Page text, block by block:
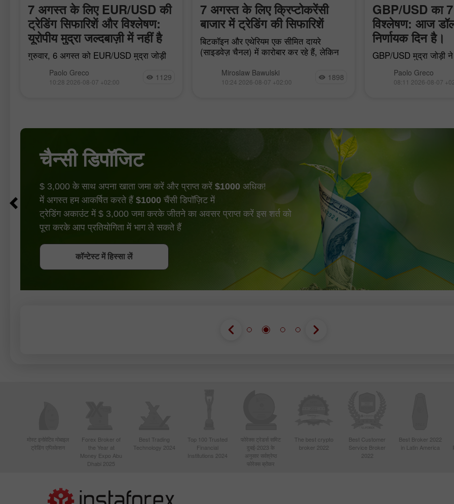
7 अगस्त के लिए EUR/USD की
ट्रेडिंग सिफारिशें और विश्लेषण:
यूरोपीय मुद्रा जल्दबाज़ी में नहीं है
गुरुवार, 6 अगस्त को EUR/USD मुद्रा जोड़ी
रही और पीछे हट गई। 1.1536–1.1542 क्षेत्र
और क्रिटिकल लाइन के नीचे समेकन
Paolo Greco
10:28 2026-08-07 +02:00 1129
7 अगस्त के लिए क्रिप्टोकरेंसी
बाजार में ट्रेडिंग की सिफारिशें
बिटकॉइन और एथेरियम एक सीमित दायरे
(साइडवेज़ चैनल) में कारोबार कर रहे हैं, लेकिन
बाजार में डर अभी भी बना हुआ है।
Miroslaw Bawulski
10:24 2026-08-07 +02:00 1898
GBP/USD का
विश्लेषण: आज
निर्णायक दिन है।
GBP/USD मुद्रा जोड़ी
महत्वपूर्ण
की पूरी कमी को देखते
Paolo Greco
08:11 2026-08-07
चैन्सी डिपॉजिट
$ 3,000 के साथ अपना खाता जमा करें और प्राप्त करें $1000 अधिक!
में अगस्त हम आकर्षित करते हैं $1000 चैंसी डिपॉज़िट में
ट्रेडिंग अकाउंट में $ 3,000 जमा करके जीतने का अवसर प्राप्त करें इस शर्त को
पूरा करके आप प्रतियोगिता में भाग ले सकते हैं
कॉन्टेस्ट में हिस्सा लें
कॉन्टेस्ट में हिस्सा लें
एक डेमो खाता खोलें एक असली खाता खोलें
मोस्ट इनोवेटिव मोबाइल
ट्रेडिंग एप्लिकेशन
Forex Broker of
the Year at
Money Expo Abu
Dhabi 2025
Best Trading
Technology 2024
Top 100 Trusted
Financial
Institutions 2024
फोरेक्स ट्रेडर्स समिट
दुबई-2023 के
अनुसार सर्वश्रेष्ठ
फोरेक्स ब्रोकर
The best crypto
broker 2022
Best Customer
Service Broker
2022
Best Broker 2022
in Latin America